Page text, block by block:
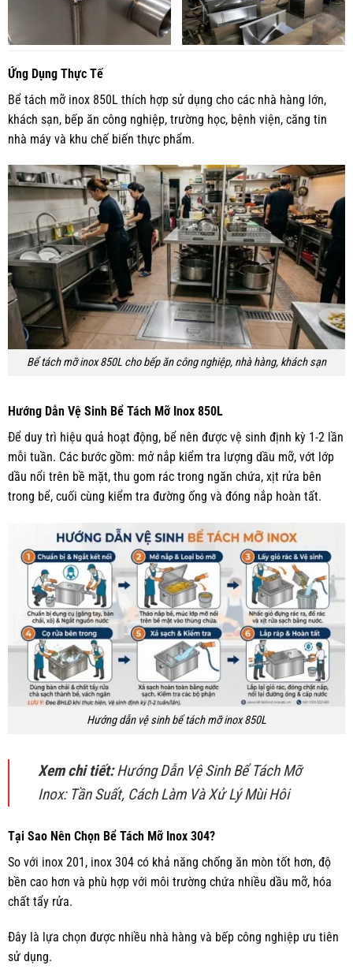
Ứng Dụng Thực Tế
Bể tách mỡ inox 850L thích hợp sử dụng cho các nhà hàng lớn,
khách sạn, bếp ăn công nghiệp, trường học, bệnh viện, căng tin
nhà máy và khu chế biến thực phẩm.
Bể tách mỡ inox 850L cho bếp ăn công nghiệp, nhà hàng, khách sạn
Hướng Dẫn Vệ Sinh Bể Tách Mỡ Inox 850L
Để duy trì hiệu quả hoạt động, bể nên được vệ sinh định kỳ 1-2 lần
mỗi tuần. Các bước gồm: mở nắp kiểm tra lượng dầu mỡ, vớt lớp
dầu nổi trên bề mặt, thu gom rác trong ngăn chứa, xịt rửa bên
trong bể, cuối cùng kiểm tra đường ống và đóng nắp hoàn tất.
Hướng dẫn vệ sinh bể tách mỡ inox 850L
Xem chi tiết:Hướng Dẫn Vệ Sinh Bể Tách Mỡ
Inox: Tần Suất, Cách Làm Và Xử Lý Mùi Hôi
Tại Sao Nên Chọn Bể Tách Mỡ Inox 304?
So với inox 201, inox 304 có khả năng chống ăn mòn tốt hơn, độ
bền cao hơn và phù hợp với môi trường chứa nhiều dầu mỡ, hóa
chất tẩy rửa.
Đây là lựa chọn được nhiều nhà hàng và bếp công nghiệp ưu tiên
sử dụng.